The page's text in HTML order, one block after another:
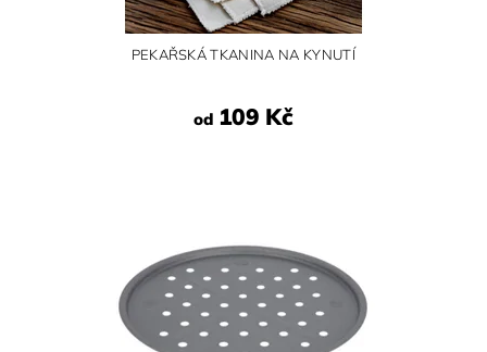
PEKAŘSKÁ TKANINA NA KYNUTÍ
od109 Kč